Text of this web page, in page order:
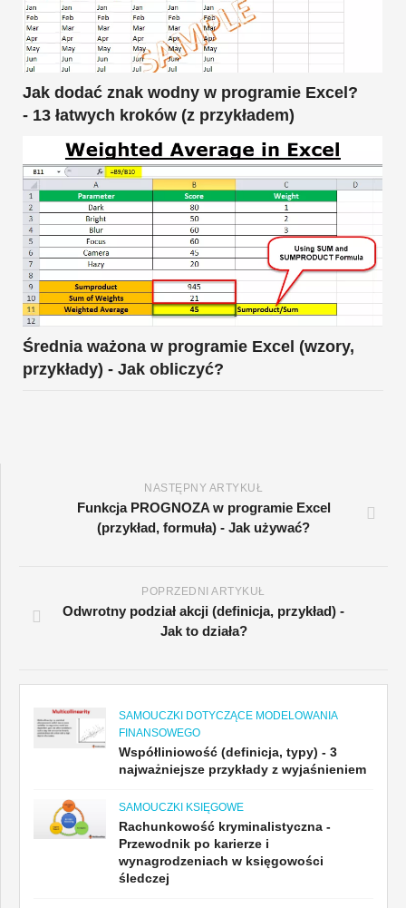
Jak dodać znak wodny w programie Excel?
- 13 łatwych kroków (z przykładem)
Średnia ważona w programie Excel (wzory,
przykłady) - Jak obliczyć?
NASTĘPNY ARTYKUŁ
Funkcja PROGNOZA w programie Excel
(przykład, formuła) - Jak używać?
POPRZEDNI ARTYKUŁ
Odwrotny podział akcji (definicja, przykład) -
Jak to działa?
SAMOUCZKI DOTYCZĄCE MODELOWANIA
FINANSOWEGO
Współliniowość (definicja, typy) - 3
najważniejsze przykłady z wyjaśnieniem
SAMOUCZKI KSIĘGOWE
Rachunkowość kryminalistyczna -
Przewodnik po karierze i
wynagrodzeniach w księgowości
śledczej